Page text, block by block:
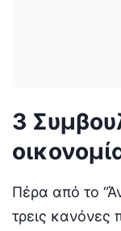
3
Πέρα από το
τρεις κανόνες